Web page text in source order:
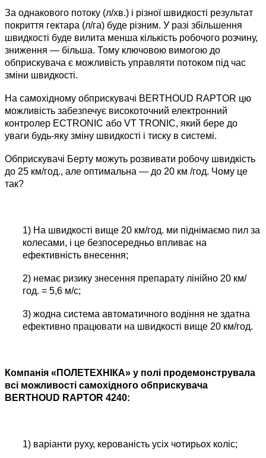
За однакового потоку (л/хв.) і різної швидкості результат
покриття гектара (л/га) буде різним. У разі збільшення
швидкості буде вилита менша кількість робочого розчину,
зниження — більша. Тому ключовою вимогою до
обприскувача є можливість управляти потоком під час
зміни швидкості.
На самохідному обприскувачі BERTHOUD RAPTOR цю
можливість забезпечує високоточний електронний
контролер ECTRONIC або VT TRONIC, який бере до
уваги будь-яку зміну швидкості і тиску в системі.
Обприскувачі Берту можуть розвивати робочу швидкість
до 25 км/год., але оптимальна — до 20 км /год. Чому це
так?
1) На швидкості вище 20 км/год. ми піднімаємо пил за
колесами, і це безпосередньо впливає на
ефективність внесення;
2) немає ризику знесення препарату лінійно 20 км/
год. = 5,6 м/с;
3) жодна система автоматичного водіння не здатна
ефективно працювати на швидкості вище 20 км/год.
Компанія «ПОЛЕТЕХНІКА» у полі продемонструвала
всі можливості самохідного обприскувача
BERTHOUD RAPTOR 4240:
1) варіанти руху, керованість усіх чотирьох коліс;